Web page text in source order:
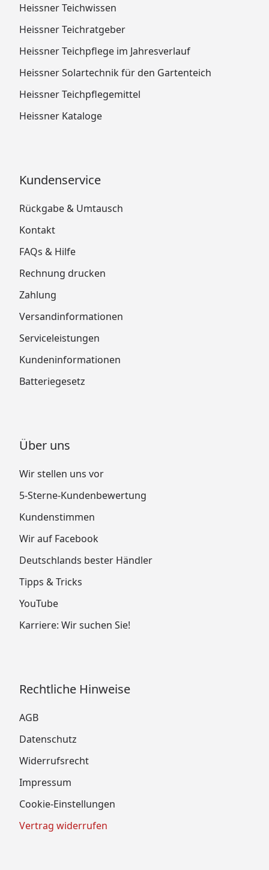
Heissner Teichwissen
Heissner Teichratgeber
Heissner Teichpflege im Jahresverlauf
Heissner Solartechnik für den Gartenteich
Heissner Teichpflegemittel
Heissner Kataloge
Kundenservice
Rückgabe & Umtausch
Kontakt
FAQs & Hilfe
Rechnung drucken
Zahlung
Versandinformationen
Serviceleistungen
Kundeninformationen
Batteriegesetz
Über uns
Wir stellen uns vor
5-Sterne-Kundenbewertung
Kundenstimmen
Wir auf Facebook
Deutschlands bester Händler
Tipps & Tricks
YouTube
Karriere: Wir suchen Sie!
Rechtliche Hinweise
AGB
Datenschutz
Widerrufsrecht
Impressum
Cookie-Einstellungen
Vertrag widerrufen